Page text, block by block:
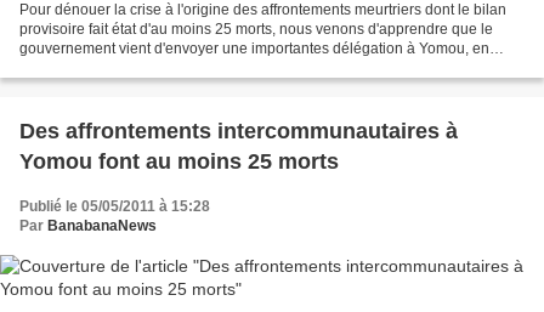
Pour dénouer la crise à l'origine des affrontements meurtriers dont le bilan
provisoire fait état d'au moins 25 morts, nous venons d'apprendre que le
gouvernement vient d'envoyer une importantes délégation à Yomou, en
Des affrontements intercommunautaires à
Yomou font au moins 25 morts
Publié le 05/05/2011 à 15:28
Par BanabanaNews